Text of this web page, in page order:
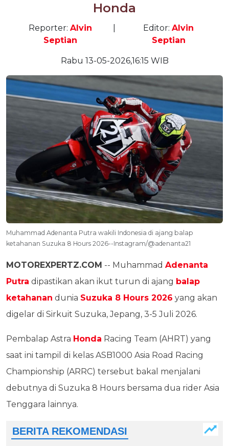
Honda
Reporter: Alvin
Septian
Editor:Alvin
Septian
Rabu 13-05-2026,16:15 WIB
Muhammad Adenanta Putra wakili Indonesia di ajang balap
ketahanan Suzuka 8 Hours 2026--Instagram/@adenanta21
MOTOREXPERTZ.COM -- Muhammad Adenanta
Putra dipastikan akan ikut turun di ajang balap
ketahanan dunia Suzuka 8 Hours 2026 yang akan
digelar di Sirkuit Suzuka, Jepang, 3-5 Juli 2026.
Pembalap Astra Honda Racing Team (AHRT) yang
saat ini tampil di kelas ASB1000 Asia Road Racing
Championship (ARRC) tersebut bakal menjalani
debutnya di Suzuka 8 Hours bersama dua rider Asia
Tenggara lainnya.